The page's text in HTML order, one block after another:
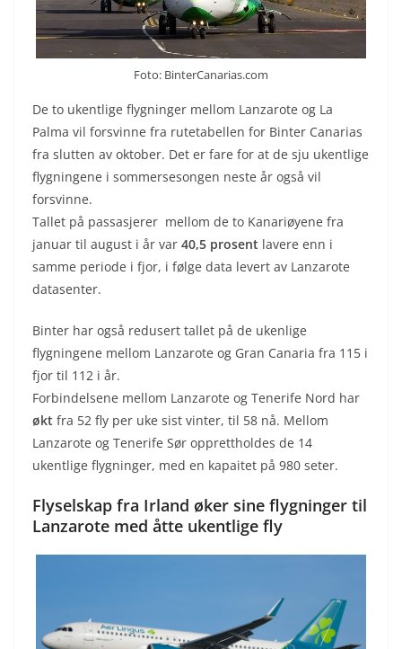
Foto: BinterCanarias.com
De to ukentlige flygninger mellom Lanzarote og La
Palma vil forsvinne fra rutetabellen for Binter Canarias
fra slutten av oktober. Det er fare for at de sju ukentlige
flygningene i sommersesongen neste år også vil
forsvinne.
Tallet på passasjerer mellom de to Kanariøyene fra
januar til august i år var 40,5 prosent lavere enn i
samme periode i fjor, i følge data levert av Lanzarote
datasenter.
Binter har også redusert tallet på de ukenlige
flygningene mellom Lanzarote og Gran Canaria fra 115 i
fjor til 112 i år.
Forbindelsene mellom Lanzarote og Tenerife Nord har
økt fra 52 fly per uke sist vinter, til 58 nå. Mellom
Lanzarote og Tenerife Sør opprettholdes de 14
ukentlige flygninger, med en kapaitet på 980 seter.
Flyselskap fra Irland øker sine flygninger til
Lanzarote med åtte ukentlige fly